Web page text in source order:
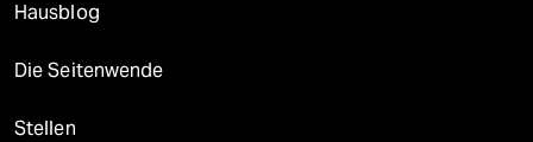
Hausblog
Die Seitenwende
Stellen